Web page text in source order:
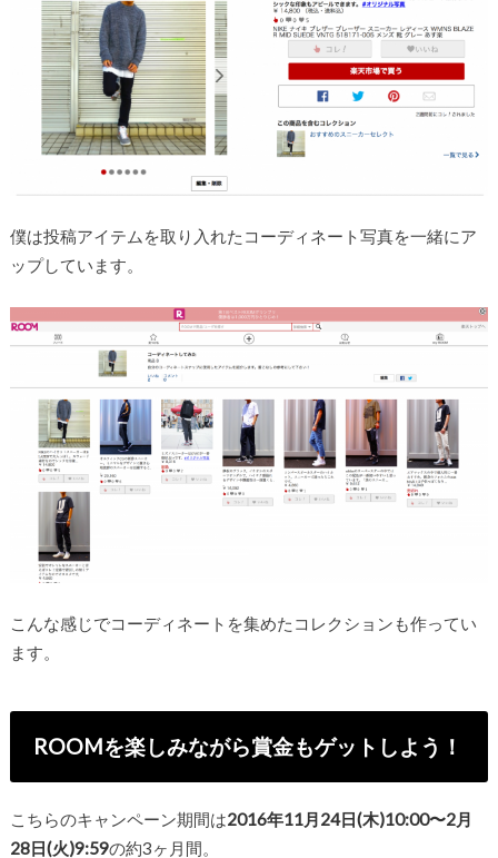
僕は投稿アイテムを取り入れたコーディネート写真を一緒にア
ップしています。
こんな感じでコーディネートを集めたコレクションも作ってい
ます。
ROOMを楽しみながら賞金もゲットしよう！
こちらのキャンペーン期間は2016年11月24日(木)10:00〜2月
28日(火)9:59の約3ヶ月間。